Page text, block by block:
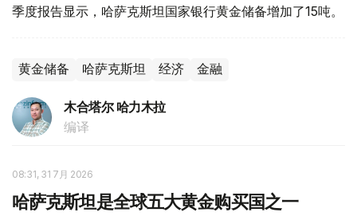
季度报告显示，哈萨克斯坦国家银行黄金储备增加了15吨。
黄金储备 哈萨克斯坦 经济 金融
木合塔尔 哈力木拉
编译
08:31, 31 7月 2026
哈萨克斯坦是全球五大黄金购买国之一